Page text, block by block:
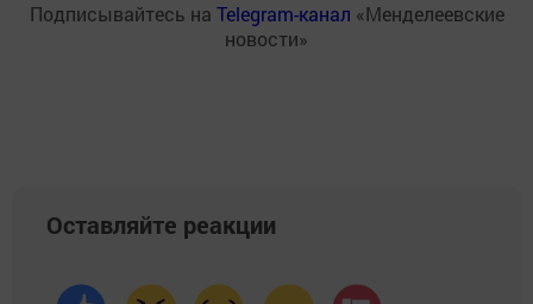
Подписывайтесь на Telegram-канал «Менделеевские
новости»
Оставляйте реакции